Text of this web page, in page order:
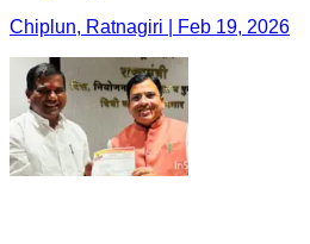
Chiplun, Ratnagiri | Feb 19, 2026